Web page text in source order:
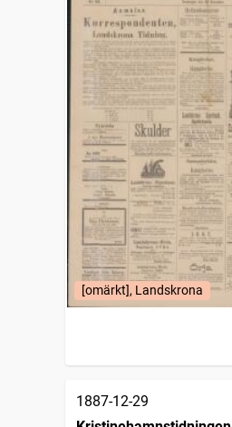
[omärkt], Landskrona
1887-12-29